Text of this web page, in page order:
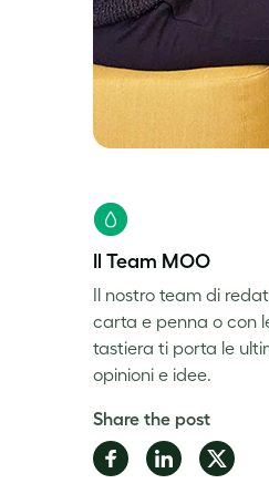
Il Team MOO
Il nostro team di
carta e penna o con
tastiera ti porta le
opinioni e idee.
Share the post
Share Share Share